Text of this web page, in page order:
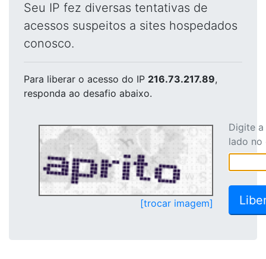
Seu IP fez diversas tentativas de
acessos suspeitos a sites hospedados
conosco.
Para liberar o acesso do IP 216.73.217.89,
responda ao desafio abaixo.
[trocar imagem]
Digite
lado no